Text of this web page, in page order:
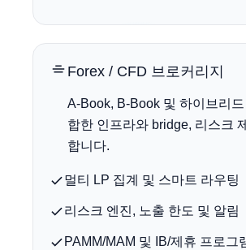
Forex / CFD 브로커리지
A-Book, B-Book 및 하이브리
합한 인프라와 bridge, 리스크
합니다.
멀티 LP 집계 및 스마트 라우팅
리스크 엔진, 노출 한도 및 알림
PAMM/MAM 및 IB/제휴 프로그